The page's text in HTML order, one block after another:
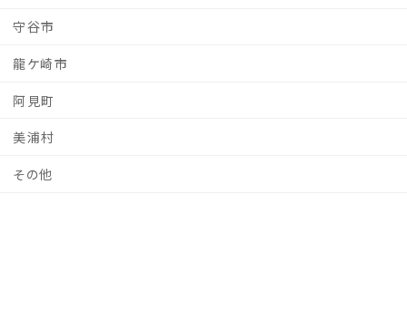
守谷市
龍ケ崎市
阿見町
美浦村
その他